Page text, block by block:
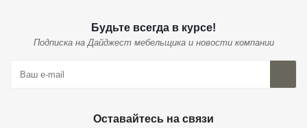
Будьте всегда в курсе!
Подписка на Дайджест мебельщика и новости компании
Оставайтесь на связи